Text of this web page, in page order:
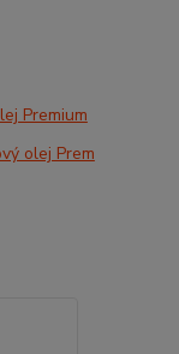
Premium
olej Prem